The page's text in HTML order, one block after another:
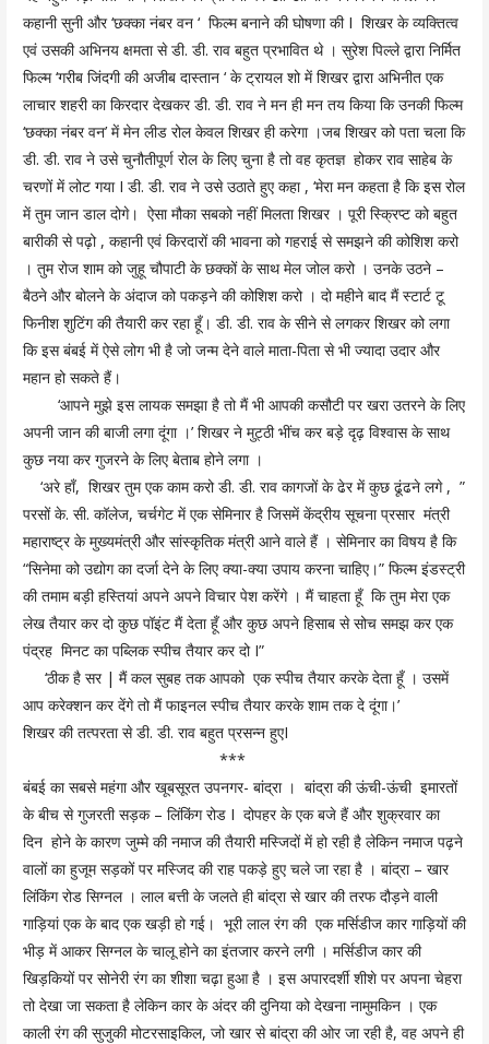
कहानी सुनी और ‘छक्का नंबर वन ‘ फिल्म बनाने की घोषणा की I शिखर के व्यक्तित्व
एवं उसकी अभिनय क्षमता से डी. डी. राव बहुत प्रभावित थे । सुरेश पिल्ले द्वारा निर्मित
फिल्म ‘गरीब जिंदगी की अजीब दास्तान ‘ के ट्रायल शो में शिखर द्वारा अभिनीत एक
लाचार शहरी का किरदार देखकर डी. डी. राव ने मन ही मन तय किया कि उनकी फिल्म
‘छक्का नंबर वन’ में मेन लीड रोल केवल शिखर ही करेगा ।जब शिखर को पता चला कि
डी. डी. राव ने उसे चुनौतीपूर्ण रोल के लिए चुना है तो वह कृतज्ञ होकर राव साहेब के
चरणों में लोट गया I डी. डी. राव ने उसे उठाते हुए कहा , ‘मेरा मन कहता है कि इस रोल
में तुम जान डाल दोगे। ऐसा मौका सबको नहीं मिलता शिखर । पूरी स्क्रिप्ट को बहुत
बारीकी से पढ़ो , कहानी एवं किरदारों की भावना को गहराई से समझने की कोशिश करो
। तुम रोज शाम को जुहू चौपाटी के छक्कों के साथ मेल जोल करो । उनके उठने –
बैठने और बोलने के अंदाज को पकड़ने की कोशिश करो । दो महीने बाद मैं स्टार्ट टू
फिनीश शुटिंग की तैयारी कर रहा हूँ। डी. डी. राव के सीने से लगकर शिखर को लगा
कि इस बंबई में ऐसे लोग भी है जो जन्म देने वाले माता-पिता से भी ज्यादा उदार और
महान हो सकते हैं।
‘आपने मुझे इस लायक समझा है तो मैं भी आपकी कसौटी पर खरा उतरने के लिए
अपनी जान की बाजी लगा दूंगा ।’ शिखर ने मुट्ठी भींच कर बड़े दृढ़ विश्वास के साथ
कुछ नया कर गुजरने के लिए बेताब होने लगा ।
‘अरे हाँ, शिखर तुम एक काम करो डी. डी. राव कागजों के ढेर में कुछ ढूंढने लगे , ”
परसों के. सी. कॉलेज, चर्चगेट में एक सेमिनार है जिसमें केंद्रीय सूचना प्रसार मंत्री
महाराष्ट्र के मुख्यमंत्री और सांस्कृतिक मंत्री आने वाले हैं । सेमिनार का विषय है कि
“सिनेमा को उद्योग का दर्जा देने के लिए क्या-क्या उपाय करना चाहिए।” फिल्म इंडस्ट्री
की तमाम बड़ी हस्तियां अपने अपने विचार पेश करेंगे । मैं चाहता हूँ कि तुम मेरा एक
लेख तैयार कर दो कुछ पॉइंट मैं देता हूँ और कुछ अपने हिसाब से सोच समझ कर एक
पंद्रह मिनट का पब्लिक स्पीच तैयार कर दो I”
‘ठीक है सर | मैं कल सुबह तक आपको एक स्पीच तैयार करके देता हूँ । उसमें
आप करेक्शन कर देंगे तो मैं फाइनल स्पीच तैयार करके शाम तक दे दूंगा।’
शिखर की तत्परता से डी. डी. राव बहुत प्रसन्न हुएI
***
बंबई का सबसे महंगा और खूबसूरत उपनगर- बांद्रा । बांद्रा की ऊंची-ऊंची इमारतों
के बीच से गुजरती सड़क – लिंकिंग रोड I दोपहर के एक बजे हैं और शुक्रवार का
दिन होने के कारण जुम्मे की नमाज की तैयारी मस्जिदों में हो रही है लेकिन नमाज पढ़ने
वालों का हुजूम सड़कों पर मस्जिद की राह पकड़े हुए चले जा रहा है । बांद्रा – खार
लिंकिंग रोड सिग्नल । लाल बत्ती के जलते ही बांद्रा से खार की तरफ दौड़ने वाली
गाड़ियां एक के बाद एक खड़ी हो गई। भूरी लाल रंग की एक मर्सिडीज कार गाड़ियों की
भीड़ में आकर सिग्नल के चालू होने का इंतजार करने लगी । मर्सिडीज कार की
खिड़कियों पर सोनेरी रंग का शीशा चढ़ा हुआ है । इस अपारदर्शी शीशे पर अपना चेहरा
तो देखा जा सकता है लेकिन कार के अंदर की दुनिया को देखना नामुमकिन । एक
काली रंग की सुजुकी मोटरसाइकिल, जो खार से बांद्रा की ओर जा रही है, वह अपने ही